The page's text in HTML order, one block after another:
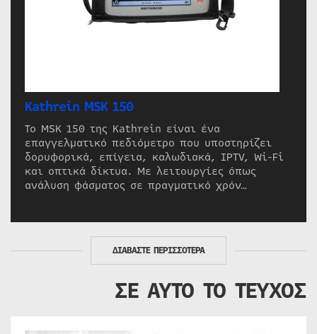
Kathrein MSK 150
Το MSK 150 της Kathrein είναι ένα
επαγγελματικό πεδιόμετρο που υποστηρίζει
δορυφορικά, επίγεια, καλωδιακά, IPTV, Wi-Fi
και οπτικά δίκτυα. Με λειτουργίες όπως
ανάλυση φάσματος σε πραγματικό χρόν…
ΔΙΑΒΑΣΤΕ ΠΕΡΙΣΣΟΤΕΡΑ
ΣΕ ΑΥΤΟ ΤΟ ΤΕΥΧΟΣ